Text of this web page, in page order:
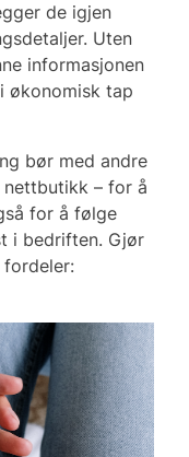
de igjen
Uten
informasjonen
økonomisk tap
bør med andre
– for å
for å følge
i bedriften. Gjør